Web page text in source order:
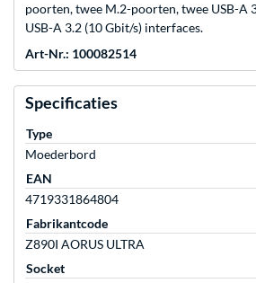
poorten, twee M.2-poorten, twee USB-A
USB-A 3.2 (10 Gbit/s) interfaces.
Art-Nr.: 100082514
Specificaties
Type
Moederbord
EAN
4719331864804
Fabrikantcode
Z890I AORUS ULTRA
Socket